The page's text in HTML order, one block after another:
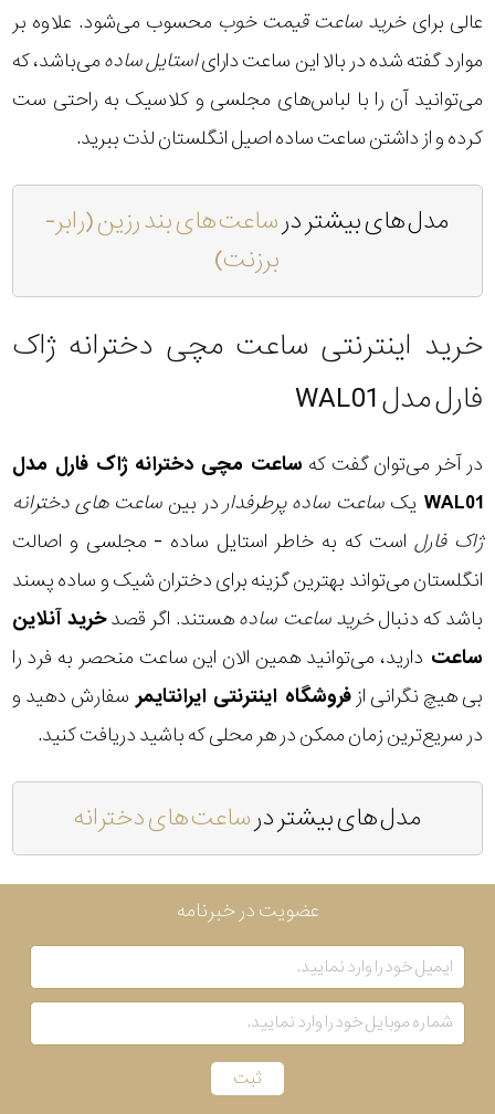
عالی برایخرید ساعت قیمت خوب محسوب می‌شود. علاوه بر
موارد گفته شده در بالا این ساعت دارایاستایل سادهمی‌باشد، که
می‌توانید آن را با لباس‌های مجلسی و کلاسیک به راحتی ست
کرده و از داشتن ساعت ساده اصیل انگلستان لذت ببرید.
مدل های بیشتر درساعت های بند رزین (رابر-
برزنت)
خرید اینترنتی ساعت مچی دخترانه ژاک
فارل مدل WAL01
در آخر می‌توان گفت که ساعت مچی دخترانه ژاک فارل مدل
WAL01 یک ساعت ساده پرطرفدار در بینساعت های دخترانه
ژاک فارل است که به خاطر استایل ساده - مجلسی و اصالت
انگلستان می‌تواند بهترین گزینه برای دختران شیک و ساده پسند
باشد که دنبالخرید ساعت سادههستند. اگر قصدخرید آنلاین
ساعت دارید، می‌توانید همین الان این ساعت منحصر به فرد را
بی هیچ نگرانی ازفروشگاه اینترنتی ایرانتایمر سفارش دهید و
در سریع‌ترین زمان ممکن در هر محلی که باشید دریافت کنید.
مدل های بیشتر درساعت های دخترانه
عضویت در خبرنامه